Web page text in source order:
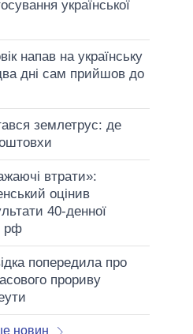
української
напав на українську
дні сам прийшов до
землетрус: де
втрати»:
оцінив
40-денної
рф
попередила про
прориву
новин